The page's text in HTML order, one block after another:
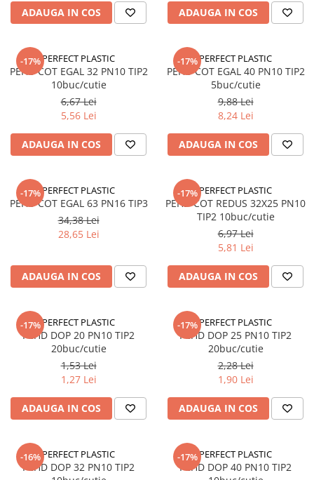
Dibluri
Dibluri cui percutie
Dibluri cu carlig
Dibluri pentru gips-carton
Dibluri pentru lemn
Dibluri rosii SFX
Suruburi pentru gips-carton
Suruburi pentru lemn
Suruburi autoforante
Suruburi pentru tabla
Cuie
Finisaje si amenajari interioare
Gips carton, profile si accesorii
Placi gips carton
Profile gips carton
Accesorii gips carton
Benzi gips carton
Silicon, spume si adezivi de montaj
Adezivi montaj
ADAUGA IN COS ADAUGA IN COS
-17%PERFECT PLASTIC
PEHD COT EGAL 32 PN10 TIP2
10buc/cutie
6,67 Lei
5,56 Lei
ADAUGA IN COS
-17%PERFECT PLASTIC
PEHD COT EGAL 40 PN10 TIP2
5buc/cutie
9,88 Lei
8,24 Lei
ADAUGA IN COS
-17%PERFECT PLASTIC
PEHD COT EGAL 63 PN16 TIP3
34,38 Lei
28,65 Lei
ADAUGA IN COS
-17%PERFECT PLASTIC
PEHD COT REDUS 32X25 PN10
TIP2 10buc/cutie
6,97 Lei
5,81 Lei
ADAUGA IN COS
-17%PERFECT PLASTIC
PEHD DOP 20 PN10 TIP2
20buc/cutie
1,53 Lei
1,27 Lei
ADAUGA IN COS
-17%PERFECT PLASTIC
PEHD DOP 25 PN10 TIP2
20buc/cutie
2,28 Lei
1,90 Lei
ADAUGA IN COS
-16%PERFECT PLASTIC
PEHD DOP 32 PN10 TIP2
-17%PERFECT PLASTIC
PEHD DOP 40 PN10 TIP2